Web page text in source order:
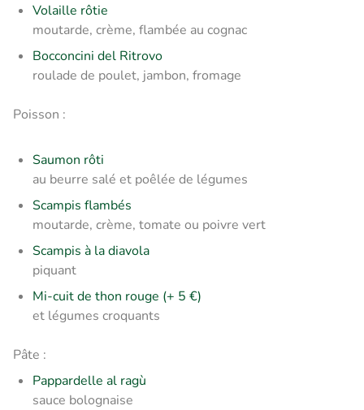
Volaille rôtie
moutarde, crème, flambée au cognac
Bocconcini del Ritrovo
roulade de poulet, jambon, fromage
Poisson :
Saumon rôti
au beurre salé et poêlée de légumes
Scampis flambés
moutarde, crème, tomate ou poivre vert
Scampis à la diavola
piquant
Mi-cuit de thon rouge (+ 5 €)
et légumes croquants
Pâte :
Pappardelle al ragù
sauce bolognaise